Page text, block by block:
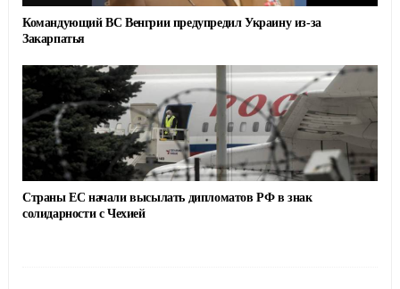
Командующий ВС Венгрии предупредил Украину из-за
Закарпатья
Страны ЕС начали высылать дипломатов РФ в знак
солидарности с Чехией